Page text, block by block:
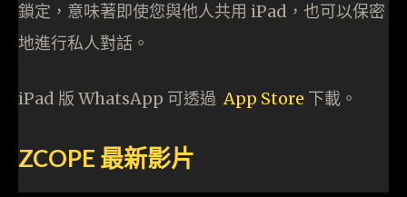
鎖定，意味著即使您與他人共用 iPad，也可以保密
地進行私人對話。
iPad 版 WhatsApp 可透過App Store 下載。
ZCOPE 最新影片